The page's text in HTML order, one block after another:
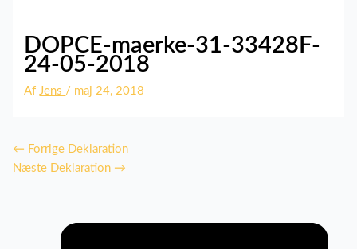
DOPCE-maerke-31-33428F-
24-05-2018
AfJens / maj 24, 2018
← Forrige Deklaration
Næste Deklaration →